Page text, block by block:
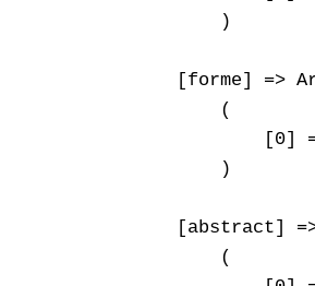
        )
[forme] =>
        (
[0]
        )
[abstract]
        (